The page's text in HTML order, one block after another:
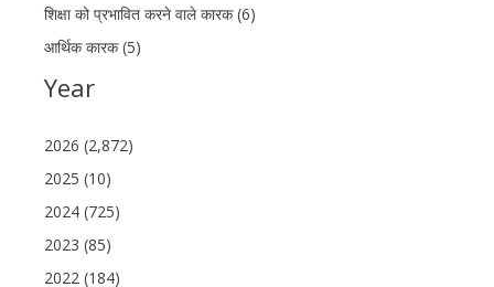
शिक्षा को प्रभावित करने वाले कारक (6)
आर्थिक कारक (5)
Year
2026 (2,872)
2025 (10)
2024 (725)
2023 (85)
2022 (184)